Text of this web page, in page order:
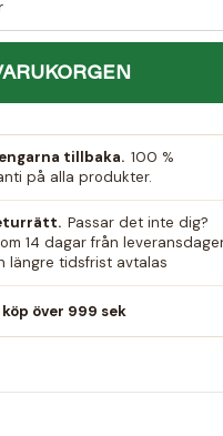
tillbaka. 100 %
på alla produkter.
Passar det inte dig?
14 dagar från
längre tidsfrist avtalas
över 999 sek